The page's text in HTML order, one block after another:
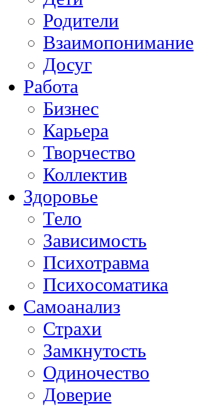
Родители
Взаимопонимание
Досуг
Работа
Бизнес
Карьера
Творчество
Коллектив
Здоровье
Тело
Зависимость
Психотравма
Психосоматика
Самоанализ
Страхи
Замкнутость
Одиночество
Доверие